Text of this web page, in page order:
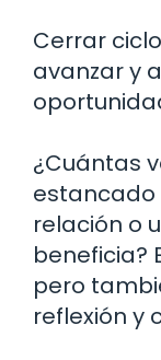
Cerrar
avanzar y
¿Cuántas
estancado
relación o
beneficia?
pero
reflexión y